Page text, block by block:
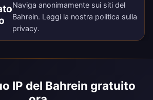
Naviga anonimamente sui siti del
Bahrein. Leggi la nostra politica sulla
privacy.
IP del Bahrein gratuito